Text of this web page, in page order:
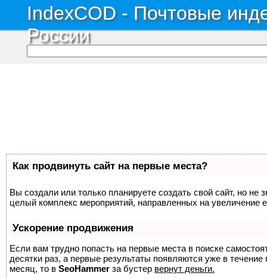
IndexCOD - Почтовые
России
Как продвинуть сайт на первые места?
Вы создали или только планируете создать свой сайт, но не
целый комплекс мероприятий, направленных на увеличение
Ускорение продвижения
Если вам трудно попасть на первые места в поиске
десятки раз, а первые результаты появляются уже в
месяц, то в SeoHammer за бустер вернут деньги.